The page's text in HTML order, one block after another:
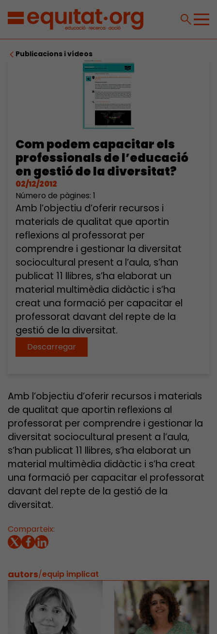
Publicacions i vídeos
Com podem capacitar els
professionals de l’educació
en gestió de la diversitat?
02/12/2012
Número de pàgines: 1
Amb l’objectiu d’oferir recursos i
materials de qualitat que aportin
reflexions al professorat per
comprendre i gestionar la diversitat
sociocultural present a l’aula, s’han
publicat 11 llibres, s’ha elaborat un
material multimèdia didàctic i s’ha
creat una formació per capacitar el
professorat davant del repte de la
gestió de la diversitat.
Descarregar
Comparteix:
Amb l’objectiu d’oferir recursos i materials
de qualitat que aportin reflexions al
professorat per comprendre i gestionar la
diversitat sociocultural present a l’aula,
s’han publicat 11 llibres, s’ha elaborat un
material multimèdia didàctic i s’ha creat
una formació per capacitar el professorat
davant del repte de la gestió de la
diversitat.
autors/equip implicat